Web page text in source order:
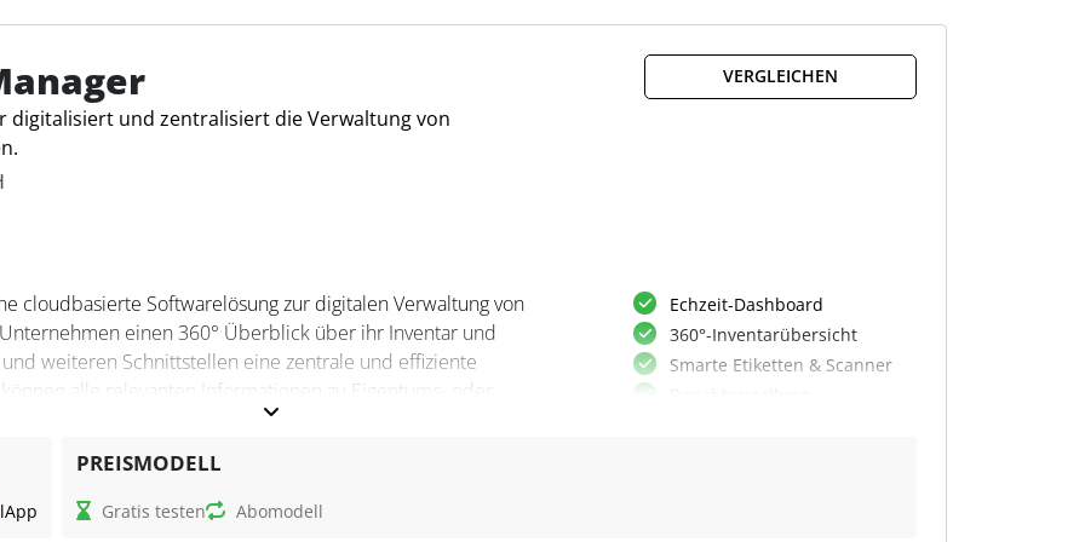
Für Steuerfachleute bedeutet dies eine verlässliche Übersicht
Compliance- und Sicherheitsrisiken reduziert werden.
Discovery Insights Analyse
Digitale Unterschriften
digitalisiert und zentralisiert die Verwaltung von
VERGLEICHEN
cloudbasierte Softwarelösung zur digitalen Verwaltung von
einen 360° Überblick über ihr Inventar und
weiteren Schnittstellen eine zentrale und effiziente
alle relevanten Informationen zu Eigentums- oder
Scanner und eine mobile App für die digitale
Echzeit-Dashboard
360°-Inventarübersicht
Smarte Etiketten & Scanner
App
PREISMODELL
Gratis testen Abomodell